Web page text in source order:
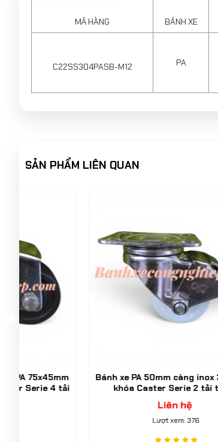
MÃ HÀNG BÁNH XE
C22SS304PASB-M12 PA
SẢN PHẨM LIÊN QUAN
Bánh xe PA 50mm càng inox 304 xoay
khóa Caster Serie 2 tải trung